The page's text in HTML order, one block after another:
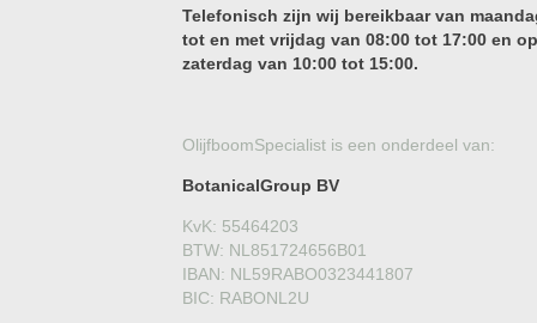
Telefonisch zijn wij bereikbaar van
tot en met vrijdag van 08:00 tot 17:00 en op
zaterdag van 10:00 tot 15:00.
OlijfboomSpecialist is een onderdeel van:
BotanicalGroup BV
KvK: 55464203
BTW: NL851724656B01
IBAN: NL59RABO0323441807
BIC: RABONL2U